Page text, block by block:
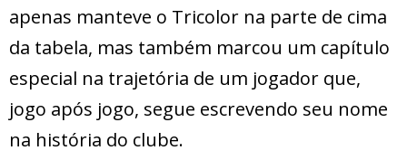
apenas manteve o Tricolor na parte de cima
da tabela, mas também marcou um capítulo
especial na trajetória de um jogador que,
jogo após jogo, segue escrevendo seu nome
na história do clube.